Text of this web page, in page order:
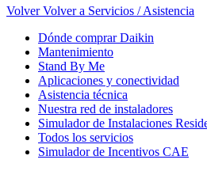
Volver Volver a Servicios / Asistencia
Dónde comprar Daikin
Mantenimiento
Stand By Me
Aplicaciones y conectividad
Asistencia técnica
Nuestra red de instaladores
Simulador de Instalaciones
Todos los servicios
Simulador de Incentivos CAE